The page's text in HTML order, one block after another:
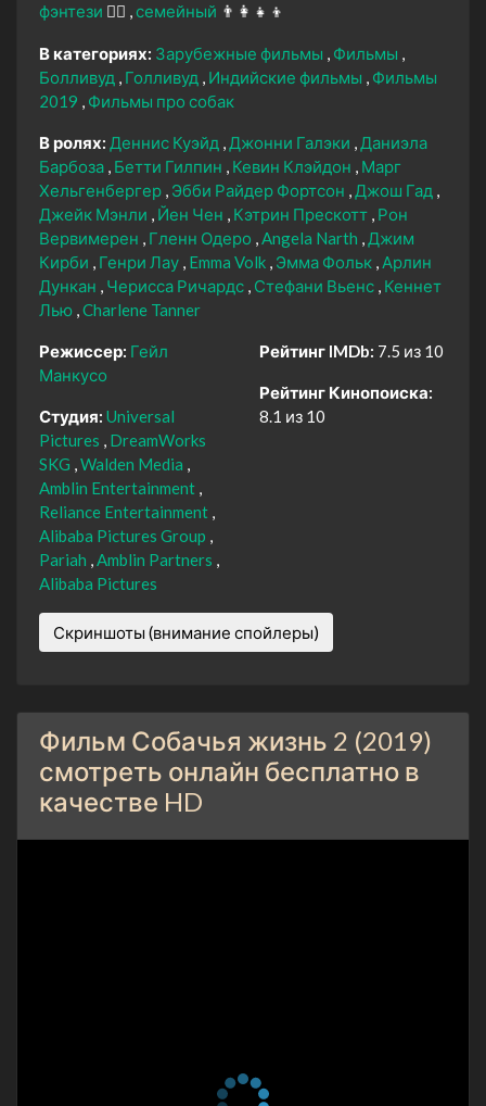
фэнтези 🧝‍♂️ семейный 👨‍👩‍👧‍👦
В категориях: Зарубежные фильмы
Фильмы
Болливуд
Голливуд Индийские фильмы
Фильмы
2019
Фильмы про собак
В ролях: Деннис Куэйд Джонни Галэки
Даниэла
Барбоза Бетти Гилпин Кевин Клэйдон
Марг
Хельгенбергер Эбби Райдер Фортсон
Джош Гад
Джейк Мэнли
Йен Чен Кэтрин Прескотт Рон
Вервимерен
Гленн Одеро Angela Narth
Джим
Кирби
Генри Лау Emma Volk Эмма Фольк Арлин
Дункан
Черисса Ричардс Стефани Вьенс Кеннет
Лью Charlene Tanner
Режиссер: Гейл
Манкусо
Студия: Universal
Pictures
DreamWorks
SKG Walden Media
Amblin Entertainment
Reliance Entertainment
Alibaba Pictures Group
Pariah Amblin Partners
Alibaba Pictures
Рейтинг IMDb: 7.5 из 10
Рейтинг Кинопоиска:
8.1 из 10
Скриншоты (внимание спойлеры)
Фильм Собачья жизнь 2 (2019)
смотреть онлайн бесплатно в
качестве HD